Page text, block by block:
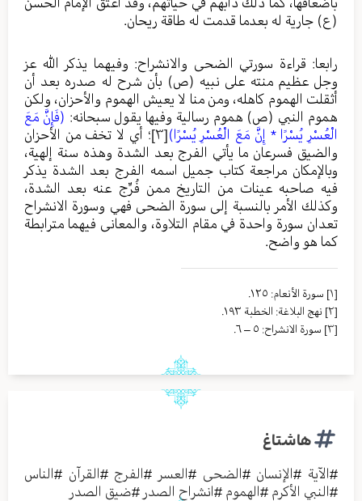
(ع) جارية له بعدما قدمت له طاقة ريحان.
رابعا: قراءة سورتي الضحى والانشراح: وفيهما يذكر الله عز
وجل عظيم منته على نبيه (ص) بأن شرح له صدره بعد أن
أثقلت الهموم كاهله، ومن منا لا يعيش الهموم والأحزان، ولكن
هموم النبي (ص) هموم رسالية وفيها يقول سبحانه: (فَإِنَّ مَعَ
الْعُسْرِ يُسْرًا * إِنَّ مَعَ الْعُسْرِ يُسْرًا)[٣]
؛ أي لا تخف من الأحزان
والضيق فسرعان ما يأتي الفرج بعد الشدة وهذه سنة إلهية،
وبالإمكان مراجعة كتاب جميل اسمه الفرج بعد الشدة يذكر
فيه صاحبه عينات من التاريخ ممن فُرِّج عنه بعد الشدة،
وكذلك الأمر بالنسبة إلى سورة الضحى فهي وسورة الانشراح
تعدان سورة واحدة في مقام التلاوة، والمعانى فيهما مترابطة
كما هو واضح.
[١]
سورة الأنعام: ١٢٥.
[٢]
نهج البلاغة: الخطبة ١٩٣.
[٣]
سورة الانشراح: ٥ – ٦.
هاشتاغ
#الآية #الإنسان #الضحى #العسر #الفرج #القرآن #الناس
#النبي الأكرم #الهموم #انشراح الصدر #ضيق الصدر